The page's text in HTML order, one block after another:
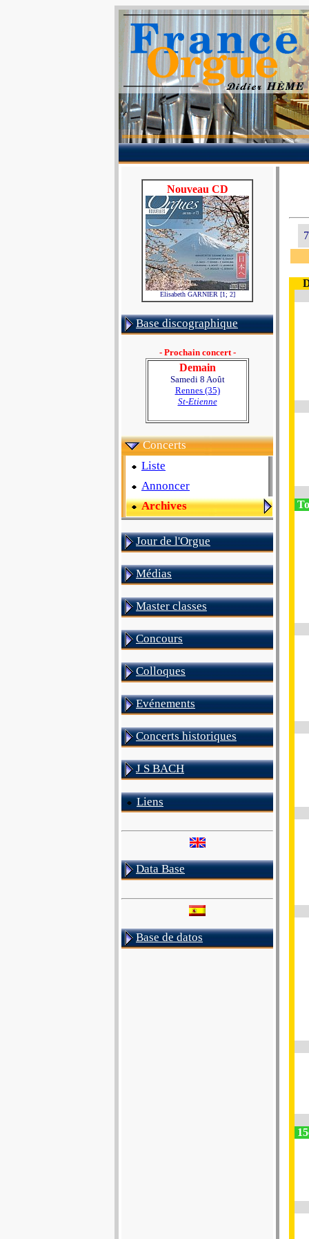
Nouveau CD
Elisabeth GARNIER [1; 2]
Base discographique
- Prochain concert -
Demain
Samedi 8 Août
Rennes (35)
St-Etienne
Concerts
Liste
Annoncer
Archives
Jour de l'Orgue
Médias
Master classes
Concours
Colloques
Evénements
Concerts historiques
J S BACH
Liens
Data Base
Base de datos